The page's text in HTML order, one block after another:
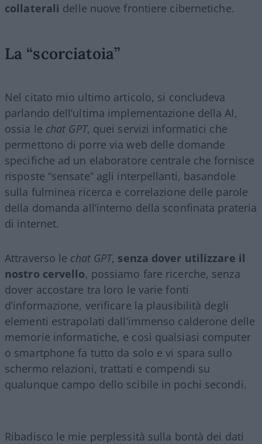
collaterali delle nuove frontiere cibernetiche.
La “scorciatoia”
Nel citato mio ultimo articolo, si concludeva
parlando dell’ultima implementazione della AI,
ossia le chat GPT, quei servizi informatici che
permettono di porre via web delle domande
specifiche ad un elaboratore centrale che fornisce
risposte “sensate” agli interpellanti, basandole
sulla fulminea ricerca e correlazione delle parole
della domanda all’interno della sconfinata prateria
di internet.
Attraverso le chat GPT, senza dover utilizzare il
nostro cervello, possiamo fare ricerche, senza
dover accostare tra loro le varie fonti
d’informazione, verificare la plausibilità degli
elementi estrapolati dall’immenso calderone delle
memorie informatiche, e così qualsiasi computer
o smartphone fa tutto da solo e vi spara sullo
schermo relazioni, trattati e compendi su
qualunque campo dello scibile in pochi secondi.
Ribadisco le mie perplessità sulla bontà dei dati